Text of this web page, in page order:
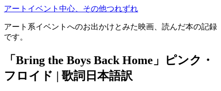
コ
テ
ン
へ
移
動
アートイベント中心、その他つれずれ
アート系イベントへのお出かけとみた映画、読んだ本の記録
です。
「Bring the Boys Back Home」ピンク・
フロイド | 歌詞日本語訳